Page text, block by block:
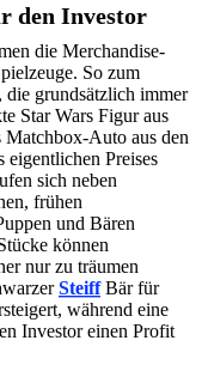
den Investor
die Merchandise-
So zum
die grundsätzlich immer
Star Wars Figur aus
Matchbox-Auto aus den
eigentlichen Preises
sich neben
frühen
und Bären
können
nur zu träumen
SteiffBär für
während eine
Investor einen Profit